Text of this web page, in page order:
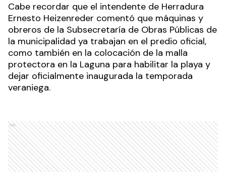
Cabe recordar que el intendente de Herradura
Ernesto Heizenreder comentó que máquinas y
obreros de la Subsecretaría de Obras Públicas de
la municipalidad ya trabajan en el predio oficial,
como también en la colocación de la malla
protectora en la Laguna para habilitar la playa y
dejar oficialmente inaugurada la temporada
veraniega.
Ads